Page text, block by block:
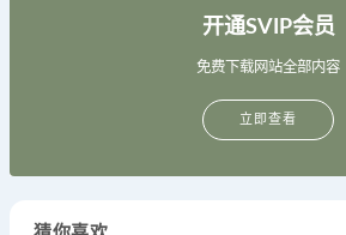
开通SVIP会员
免费下载网站全部内容
立即查看